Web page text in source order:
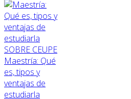
SOBRE CEUPE
Maestría: Qué
es, tipos y
ventajas de
estudiarla